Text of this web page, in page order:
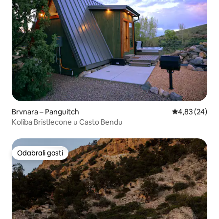
Brvnara – Panguitch Prosječna
4,83 (24)
Koliba Bristlecone u Casto Bendu
Odabrali gosti
Odabrali gosti